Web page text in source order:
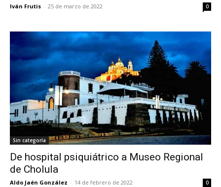
Iván Frutis - 25 de marzo de 2022 0
Sin categoría
De hospital psiquiátrico a Museo Regional
de Cholula
Aldo Jaén González - 14 de febrero de 2022 0